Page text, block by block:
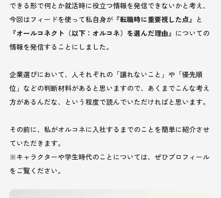
できる形で何とか就活時に役立つ情報を発信できないかと考え、
今回はフィードを使って私自身が 『転職時に重要視した点』 と
『オールコネクト（以下：オルコネ）を選んだ理由』 についての
情報を発信することにしました。
企業選びにおいて、人それぞれの「譲れないこと」や「優先順
位」などの判断材料があると思いますので、あくまでこんな考え
方があるんだな、という程度で読んでいただければと思います。
その前に、私がオルコネに入社するまでのことを簡単に紹介させ
ていただきます。
※キャラクターや学生時代のことについては、ぜひプロフィール
をご覧ください。